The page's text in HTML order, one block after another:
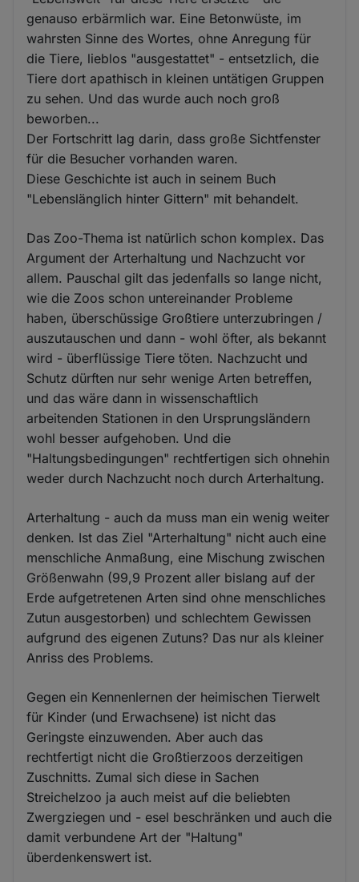
genauso erbärmlich war. Eine Betonwüste, im
wahrsten Sinne des Wortes, ohne Anregung für
die Tiere, lieblos "ausgestattet" - entsetzlich, die
Tiere dort apathisch in kleinen untätigen Gruppen
zu sehen. Und das wurde auch noch groß
beworben...
Der Fortschritt lag darin, dass große Sichtfenster
für die Besucher vorhanden waren.
Diese Geschichte ist auch in seinem Buch
"Lebenslänglich hinter Gittern" mit behandelt.
Das Zoo-Thema ist natürlich schon komplex. Das
Argument der Arterhaltung und Nachzucht vor
allem. Pauschal gilt das jedenfalls so lange nicht,
wie die Zoos schon untereinander Probleme
haben, überschüssige Großtiere unterzubringen /
auszutauschen und dann - wohl öfter, als bekannt
wird - überflüssige Tiere töten. Nachzucht und
Schutz dürften nur sehr wenige Arten betreffen,
und das wäre dann in wissenschaftlich
arbeitenden Stationen in den Ursprungsländern
wohl besser aufgehoben. Und die
"Haltungsbedingungen" rechtfertigen sich ohnehin
weder durch Nachzucht noch durch Arterhaltung.
Arterhaltung - auch da muss man ein wenig weiter
denken. Ist das Ziel "Arterhaltung" nicht auch eine
menschliche Anmaßung, eine Mischung zwischen
Größenwahn (99,9 Prozent aller bislang auf der
Erde aufgetretenen Arten sind ohne menschliches
Zutun ausgestorben) und schlechtem Gewissen
aufgrund des eigenen Zutuns? Das nur als kleiner
Anriss des Problems.
Gegen ein Kennenlernen der heimischen Tierwelt
für Kinder (und Erwachsene) ist nicht das
Geringste einzuwenden. Aber auch das
rechtfertigt nicht die Großtierzoos derzeitigen
Zuschnitts. Zumal sich diese in Sachen
Streichelzoo ja auch meist auf die beliebten
Zwergziegen und - esel beschränken und auch die
damit verbundene Art der "Haltung"
überdenkenswert ist.